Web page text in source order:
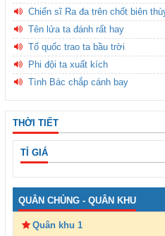
Chiến sĩ Ra đa trên chốt biên
Tên lửa ta đánh rất hay
Tổ quốc trao ta bầu trời
Phi đội ta xuất kích
Tình Bác chắp cánh bay
THỜI TIẾT
TỈ GIÁ
QUÂN CHỦNG - QUÂN KHU
Quân khu 1